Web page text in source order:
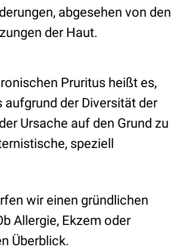
abgesehen von den
der Haut.
Pruritus heißt es,
der Diversität der
Ursache auf den Grund zu
speziell
wir einen gründlichen
Allergie, Ekzem oder
Überblick.